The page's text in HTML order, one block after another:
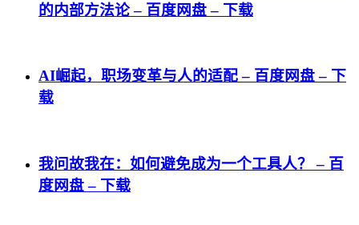
的内部方法论 – 百度网盘 – 下载
AI崛起，职场变革与人的适配 – 百度网盘 – 下
载
我问故我在：如何避免成为一个工具人？ – 百
度网盘 – 下载